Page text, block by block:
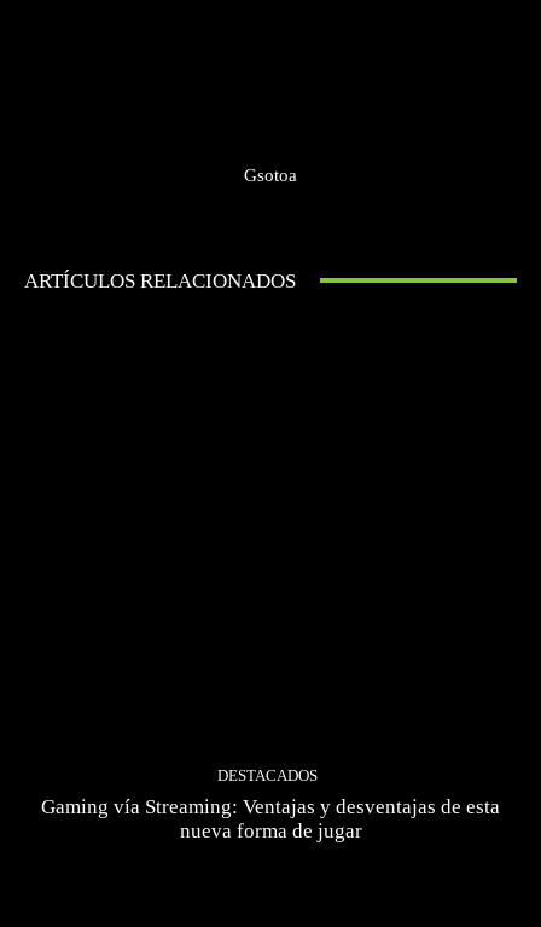
Gsotoa
ARTÍCULOS RELACIONADOS
DESTACADOS
Gaming vía Streaming: Ventajas y desventajas de esta
nueva forma de jugar